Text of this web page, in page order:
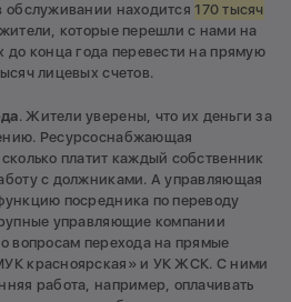
обслуживании находится170 тысяч
которые перешли с нами на
до конца года перевести на прямую
лицевых счетов.
. Жители уверены, что их деньги за
Ресурсоснабжающая
платит каждый собственник
с должниками. А управляющая
посредника по переводу
управляющие компании
вопросам перехода на прямые
красноярская» и УК ЖСК. С ними
работа, например, оплачивать